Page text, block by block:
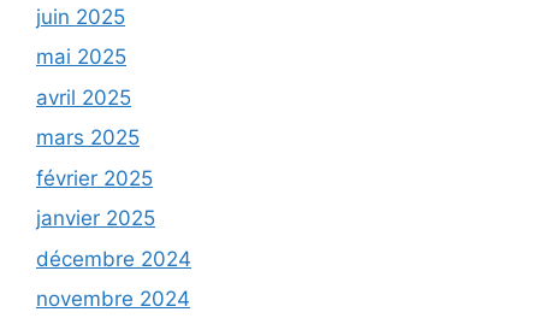
juin 2025
mai 2025
avril 2025
mars 2025
février 2025
janvier 2025
décembre 2024
novembre 2024